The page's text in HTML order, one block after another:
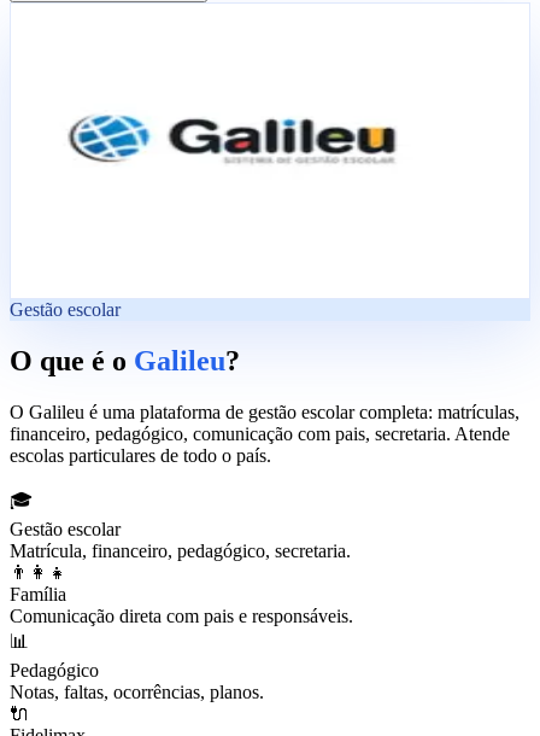
Gestão escolar
O que é o Galileu?
O Galileu é uma plataforma de gestão escolar completa: matrículas,
financeiro, pedagógico, comunicação com pais, secretaria. Atende
escolas particulares de todo o país.
🎓
Gestão escolar
Matrícula, financeiro, pedagógico, secretaria.
👨‍👩‍👧
Família
Comunicação direta com pais e responsáveis.
📊
Pedagógico
Notas, faltas, ocorrências, planos.
🔌